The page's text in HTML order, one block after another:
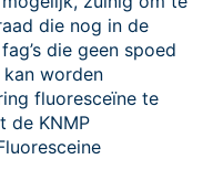
die nog in de
die geen spoed
worden
fluoresceïne te
de KNMP